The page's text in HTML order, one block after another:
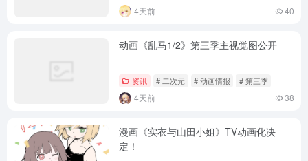
4天前 40
动画《乱马1/2》第三季主视觉图公开
资讯 # 二次元 # 动画情报 # 第三季
4天前 38
漫画《实衣与山田小姐》TV动画化决
定！